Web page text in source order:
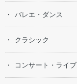
バレエ・ダンス
クラシック
コンサート・ライブ